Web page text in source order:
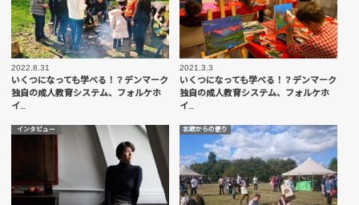
2022.8.31
いくつになっても学べる！？デンマーク
独自の成人教育システム、フォルケホ
イ…
2021.3.3
いくつになっても学べる！？デンマーク
独自の成人教育システム、フォルケホ
イ…
インタビュー 北欧からの便り